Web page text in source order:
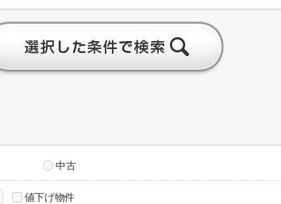
中古
値下げ物件